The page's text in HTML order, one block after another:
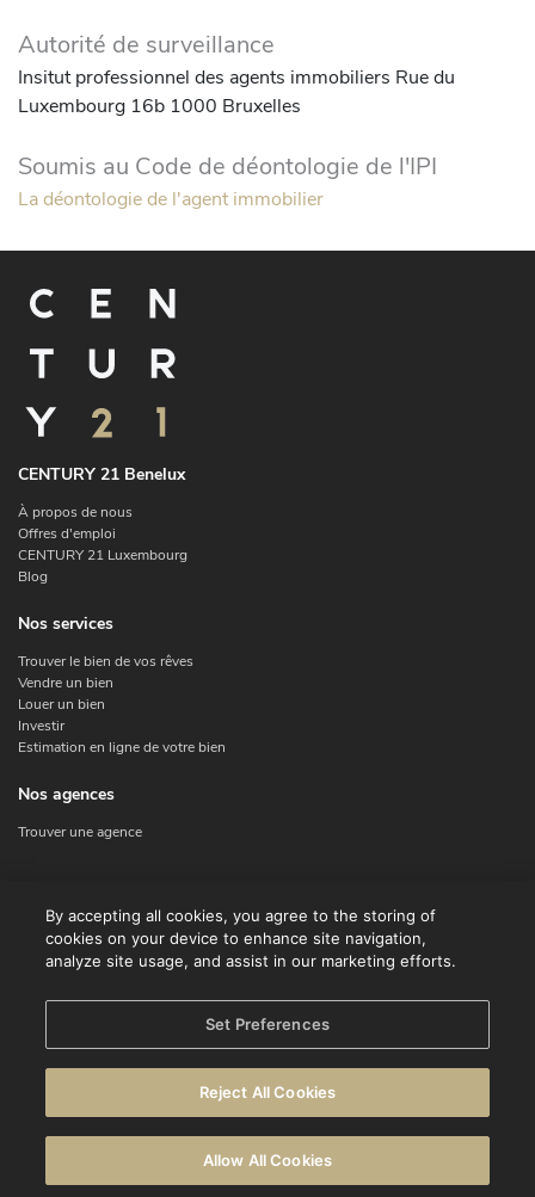
Autorité de surveillance
Insitut professionnel des agents immobiliers Rue du
Luxembourg 16b 1000 Bruxelles
Soumis au Code de déontologie de l'IPI
La déontologie de l'agent immobilier
CENTURY 21 Benelux
À propos de nous
Offres d'emploi
CENTURY 21 Luxembourg
Blog
Nos services
Trouver le bien de vos rêves
Vendre un bien
Louer un bien
Investir
Estimation en ligne de votre bien
Nos agences
Trouver une agence
Contact
Facebook
Déclaration de confidentialité
Politique en matière de cookies
By accepting all cookies, you agree to the storing of
cookies on your device to enhance site navigation,
analyze site usage, and assist in our marketing efforts.
Set Preferences
Reject All Cookies
Allow All Cookies